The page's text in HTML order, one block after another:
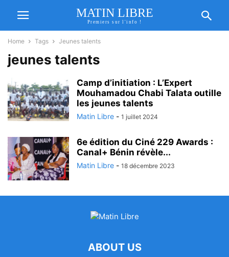
MATIN LIBRE
Premiers sur l'info !
Home Tags Jeunes talents
jeunes talents
Camp d’initiation : L’Expert
Mouhamadou Chabi Talata outille
les jeunes talents
Matin Libre - 1 juillet 2024
6e édition du Ciné 229 Awards :
Canal+ Bénin révèle...
Matin Libre - 18 décembre 2023
ABOUT US